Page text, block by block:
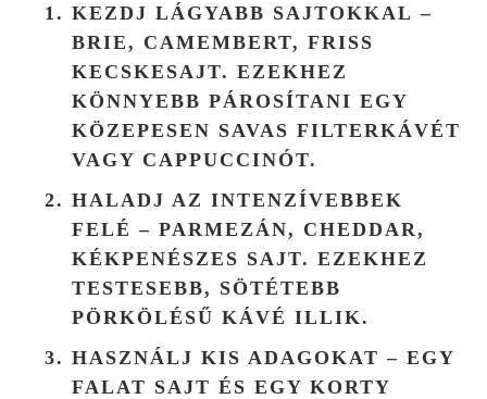
KEZDJ LÁGYABB SAJTOKKAL –
BRIE, CAMEMBERT, FRISS
KECSKESAJT. EZEKHEZ
KÖNNYEBB PÁROSÍTANI EGY
KÖZEPESEN SAVAS FILTERKÁVÉT
VAGY CAPPUCCINÓT.
HALADJ AZ INTENZÍVEBBEK
FELÉ – PARMEZÁN, CHEDDAR,
KÉKPENÉSZES SAJT. EZEKHEZ
TESTESEBB, SÖTÉTEBB
PÖRKÖLÉSŰ KÁVÉ ILLIK.
HASZNÁLJ KIS ADAGOKAT – EGY
FALAT SAJT ÉS EGY KORTY